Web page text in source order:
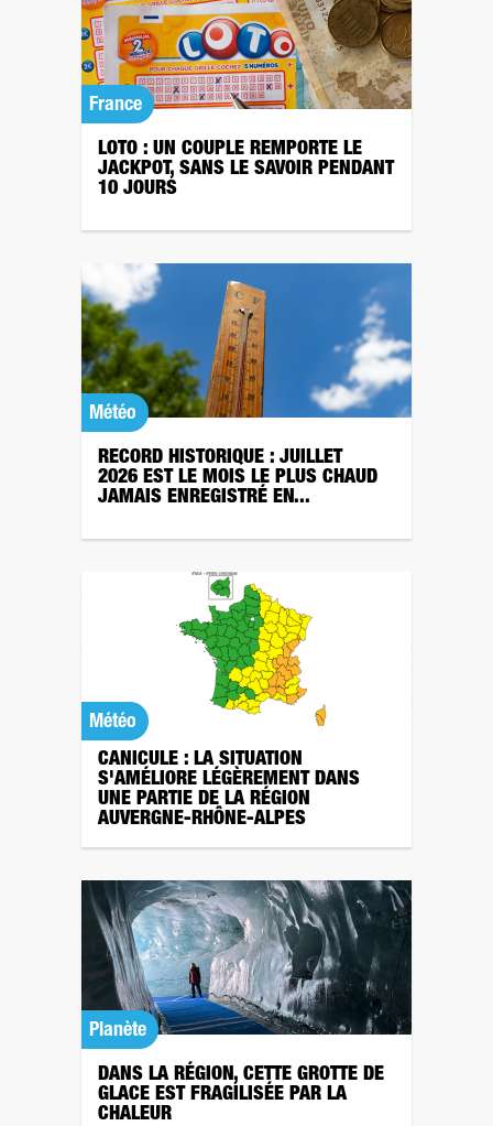
France
LOTO : UN COUPLE REMPORTE LE
JACKPOT, SANS LE SAVOIR PENDANT
10 JOURS
Météo
RECORD HISTORIQUE : JUILLET
2026 EST LE MOIS LE PLUS CHAUD
JAMAIS ENREGISTRÉ EN...
Météo
CANICULE : LA SITUATION
S'AMÉLIORE LÉGÈREMENT DANS
UNE PARTIE DE LA RÉGION
AUVERGNE-RHÔNE-ALPES
Planète
DANS LA RÉGION, CETTE GROTTE DE
GLACE EST FRAGILISÉE PAR LA
CHALEUR